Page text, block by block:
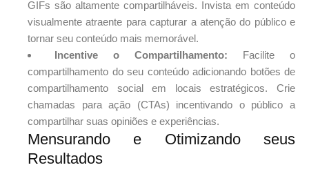
GIFs são altamente compartilháveis. Invista em conteúdo
visualmente atraente para capturar a atenção do público e
tornar seu conteúdo mais memorável.
Incentive o Compartilhamento: Facilite o
compartilhamento do seu conteúdo adicionando botões de
compartilhamento social em locais estratégicos. Crie
chamadas para ação (CTAs) incentivando o público a
compartilhar suas opiniões e experiências.
Mensurando e Otimizando seus
Resultados